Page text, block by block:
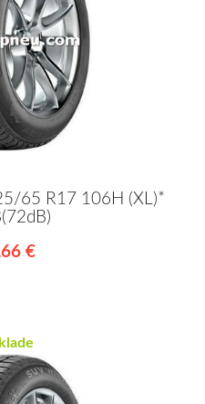
65 R17 106H (XL)*
€